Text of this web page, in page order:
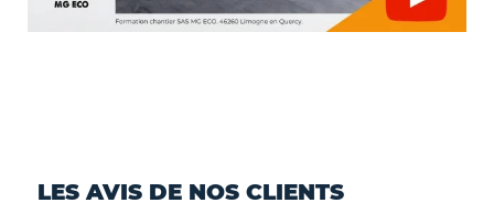
LES AVIS DE NOS CLIENTS